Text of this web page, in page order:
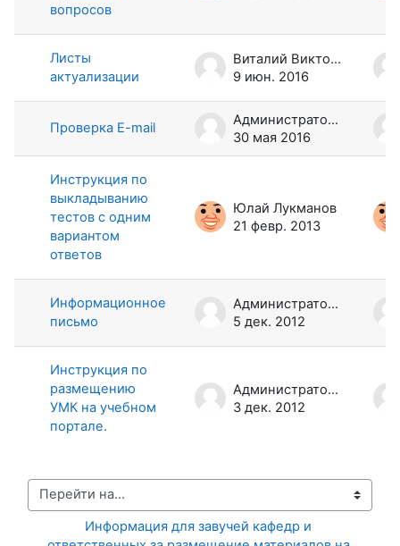
вопросов
Листы
актуализации
Виталий Викторов
9 июн. 2016
Проверка E-mail
Администратор Портала
30 мая 2016
Инструкция по
выкладыванию
тестов с одним
вариантом
ответов
Юлай Лукманов
21 февр. 2013
Информационное
письмо
Администратор Портала
5 дек. 2012
Инструкция по
размещению
УМК на учебном
портале.
Администратор Портала
3 дек. 2012
Перейти на...
Информация для завучей кафедр и